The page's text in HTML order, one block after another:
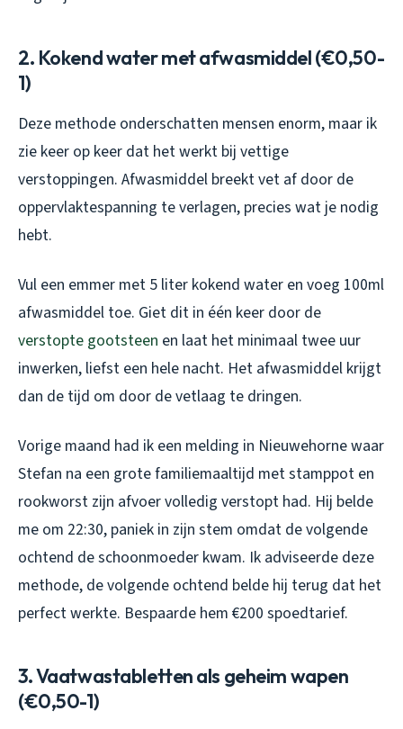
2. Kokend water met afwasmiddel (€0,50-
1)
Deze methode onderschatten mensen enorm, maar ik
zie keer op keer dat het werkt bij vettige
verstoppingen. Afwasmiddel breekt vet af door de
oppervlaktespanning te verlagen, precies wat je nodig
hebt.
Vul een emmer met 5 liter kokend water en voeg 100ml
afwasmiddel toe. Giet dit in één keer door de
verstopte gootsteen en laat het minimaal twee uur
inwerken, liefst een hele nacht. Het afwasmiddel krijgt
dan de tijd om door de vetlaag te dringen.
Vorige maand had ik een melding in Nieuwehorne waar
Stefan na een grote familiemaaltijd met stamppot en
rookworst zijn afvoer volledig verstopt had. Hij belde
me om 22:30, paniek in zijn stem omdat de volgende
ochtend de schoonmoeder kwam. Ik adviseerde deze
methode, de volgende ochtend belde hij terug dat het
perfect werkte. Bespaarde hem €200 spoedtarief.
3. Vaatwastabletten als geheim wapen
(€0,50-1)